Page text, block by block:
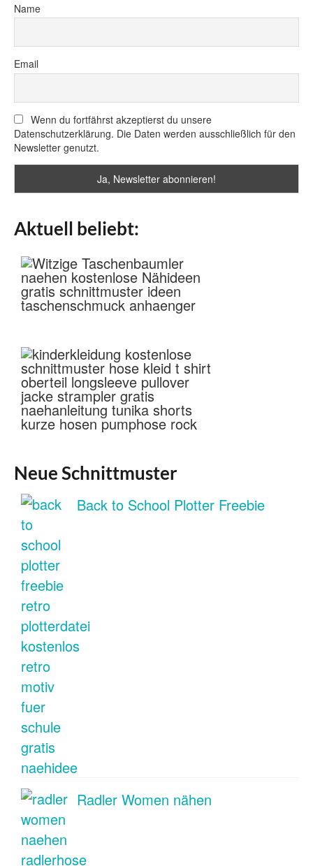
Name
Email
Wenn du fortfährst akzeptierst du unsere
Datenschutzerklärung. Die Daten werden ausschließlich für den
Newsletter genutzt.
Aktuell beliebt:
Neue Schnittmuster
Back to School Plotter Freebie
Radler Women nähen